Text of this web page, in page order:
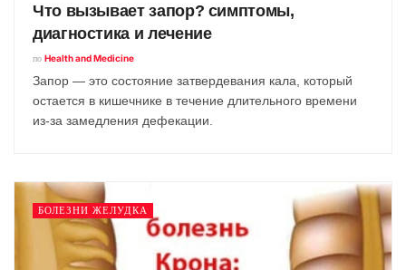
Что вызывает запор? симптомы,
диагностика и лечение
по Health and Medicine
Запор — это состояние затвердевания кала, который
остается в кишечнике в течение длительного времени
из-за замедления дефекации.
БОЛЕЗНИ ЖЕЛУДКА